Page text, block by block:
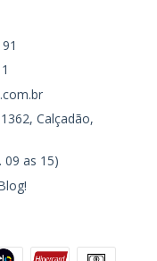
Calçadão,
09 as 15)